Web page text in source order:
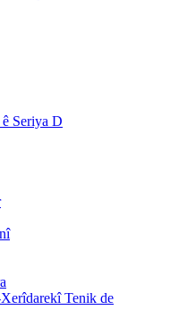
Seriya D
Tenik de